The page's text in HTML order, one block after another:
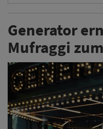
Generator
Mufraggi